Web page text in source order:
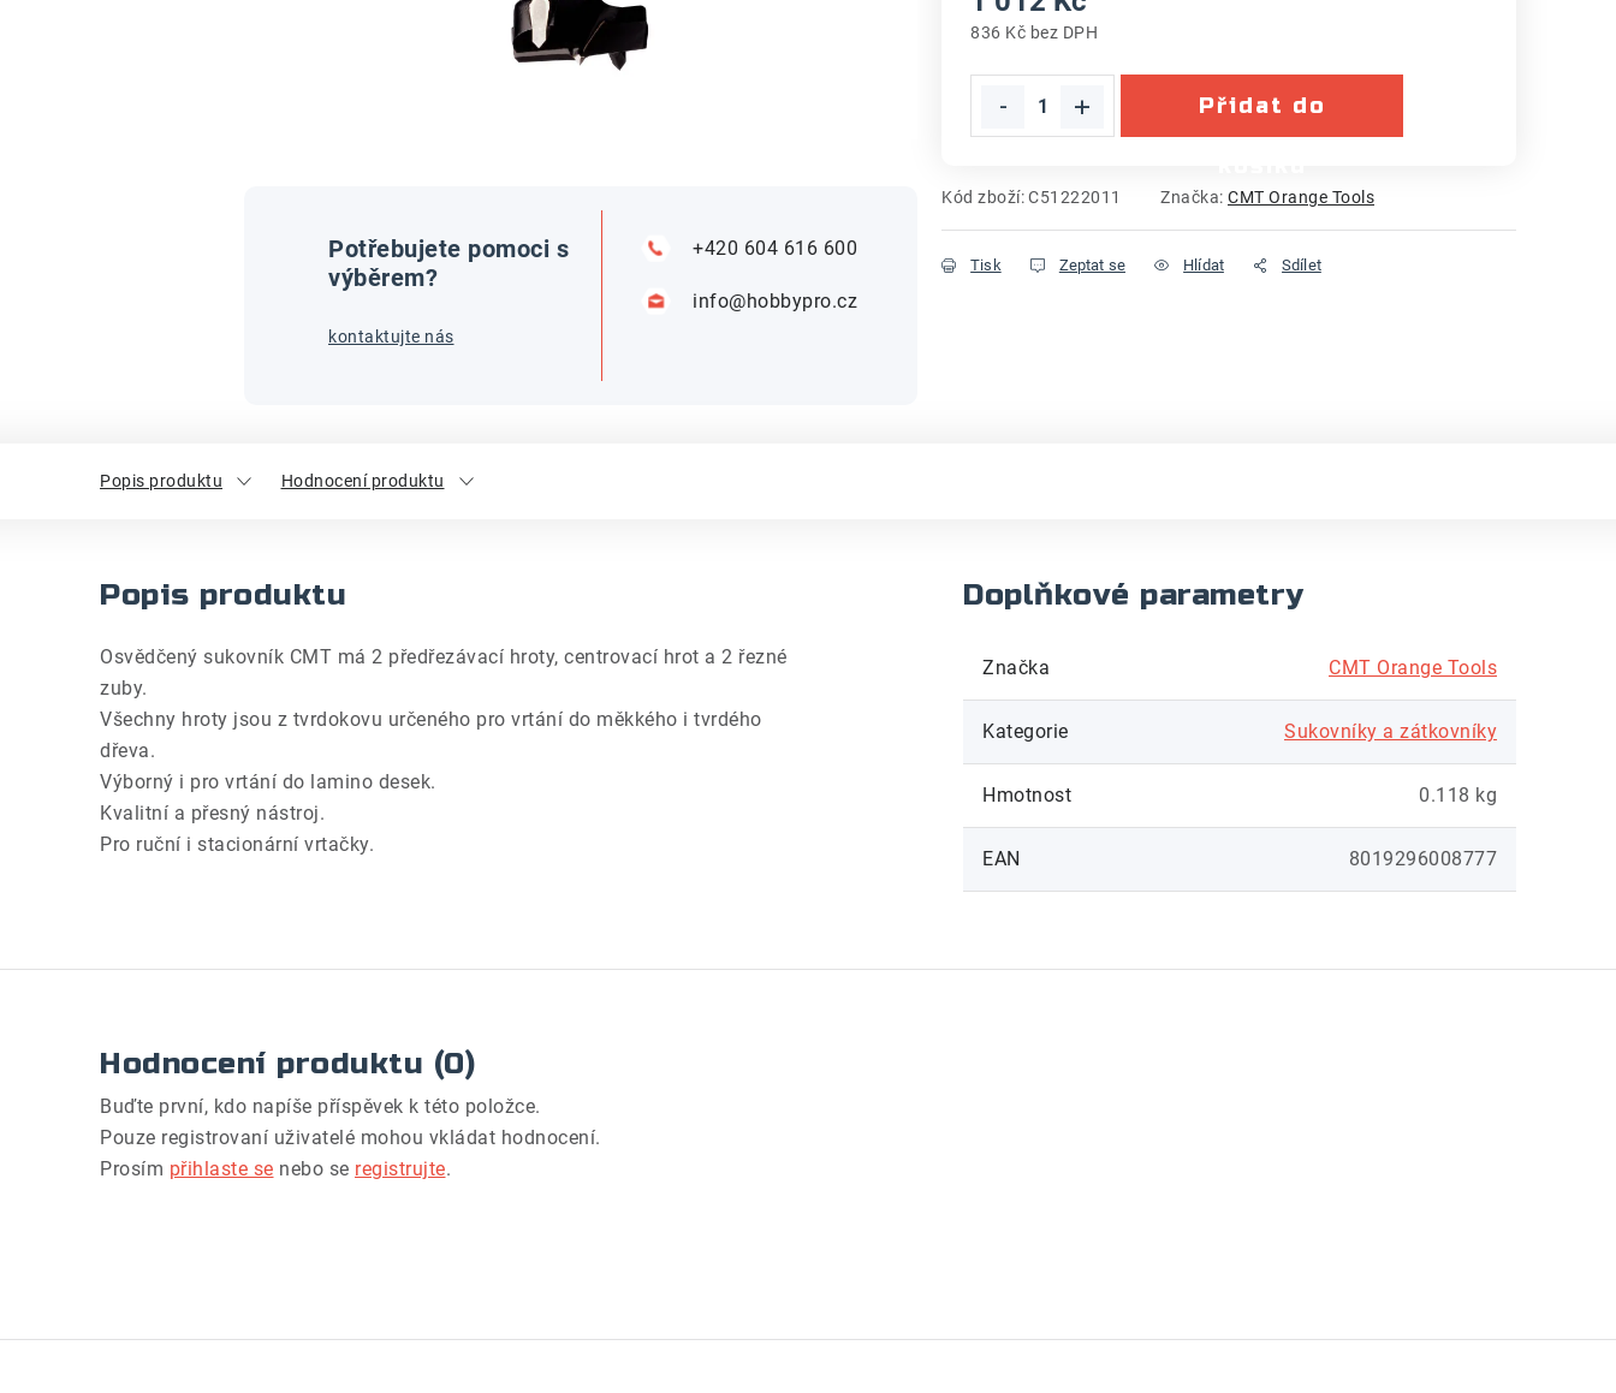
836 Kč bez DPH
Přidat do
Kód zboží:C51222011 Značka: CMT Orange Tools
Tisk Zeptat se Hlídat Sdílet
Potřebujete pomoci s
výběrem?
kontaktujte nás
+420 604 616 600
info@hobbypro.cz
Popis produktu Hodnocení produktu
Popis produktu
Osvědčený sukovník CMT má 2 předřezávací hroty, centrovací hrot a 2 řezné
zuby.
Všechny hroty jsou z tvrdokovu určeného pro vrtání do měkkého i tvrdého
dřeva.
Výborný i pro vrtání do lamino desek.
Kvalitní a přesný nástroj.
Pro ruční i stacionární vrtačky.
Doplňkové parametry
Značka CMT Orange Tools
Kategorie Sukovníky a zátkovníky
Hmotnost 0.118 kg
EAN 8019296008777
Hodnocení produktu (0)
Buďte první, kdo napíše příspěvek k této položce.
Pouze registrovaní uživatelé mohou vkládat hodnocení.
Prosím přihlaste se nebo se registrujte.